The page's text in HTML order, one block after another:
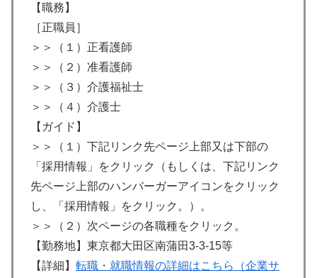
【職務】
［正職員］
＞＞（１）正看護師
＞＞（２）准看護師
＞＞（３）介護福祉士
＞＞（４）介護士
【ガイド】
＞＞（１）下記リンク先ページ上部又は下部の
「採用情報」をクリック（もしくは、下記リンク
先ページ上部のハンバーガーアイコンをクリック
し、「採用情報」をクリック。）。
＞＞（２）次ページの各職種をクリック。
【勤務地】東京都大田区南蒲田3-3-15等
【詳細】 転職・就職情報の詳細はこちら（企業サ